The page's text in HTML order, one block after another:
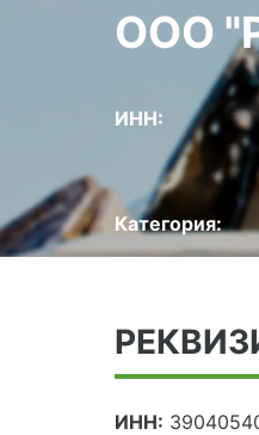
ООО
ИНН:
Категория:
ИНН: